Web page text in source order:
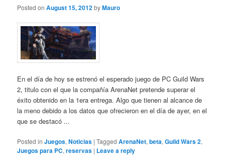
Posted onAugust 15, 2012byMauro
En el día de hoy se estrenó el esperado juego de PC Guild Wars
2, titulo con el que la compañía ArenaNet pretende superar el
éxito obtenido en la 1era entrega. Algo que tienen al alcance de
la meno debido a los datos que ofrecieron en el día de ayer, en el
que se destacó ...
Posted in Juegos,Noticias |Tagged ArenaNet,beta,Guild Wars 2,
Juegos para PC,reservas | Leave a reply